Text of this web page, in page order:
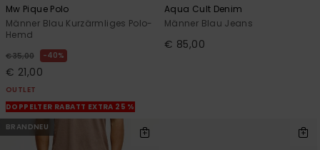
Mw Pique Polo
Männer Blau Kurzärmliges Polo-
Hemd
€ 35,00 40%
€ 21,00
OUTLET
DOPPELTER RABATT EXTRA 25 %
Aqua Cult Denim
Männer Blau Jeans
€ 85,00
BRANDNEU